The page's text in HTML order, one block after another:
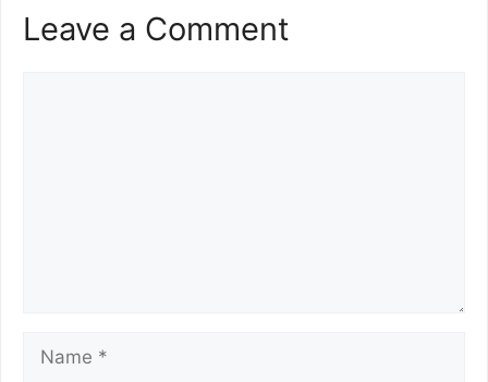
Leave a Comment